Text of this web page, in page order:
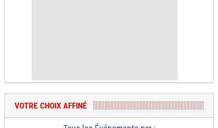
VOTRE CHOIX AFFINÉ